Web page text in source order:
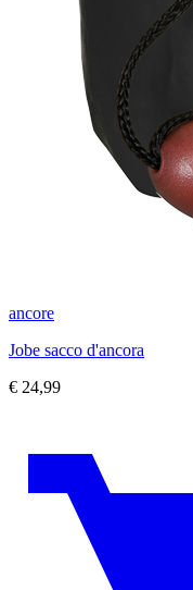
ancore
Jobe sacco d'ancora
€ 24,99